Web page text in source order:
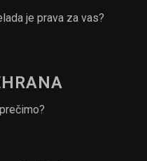
je prava za vas?